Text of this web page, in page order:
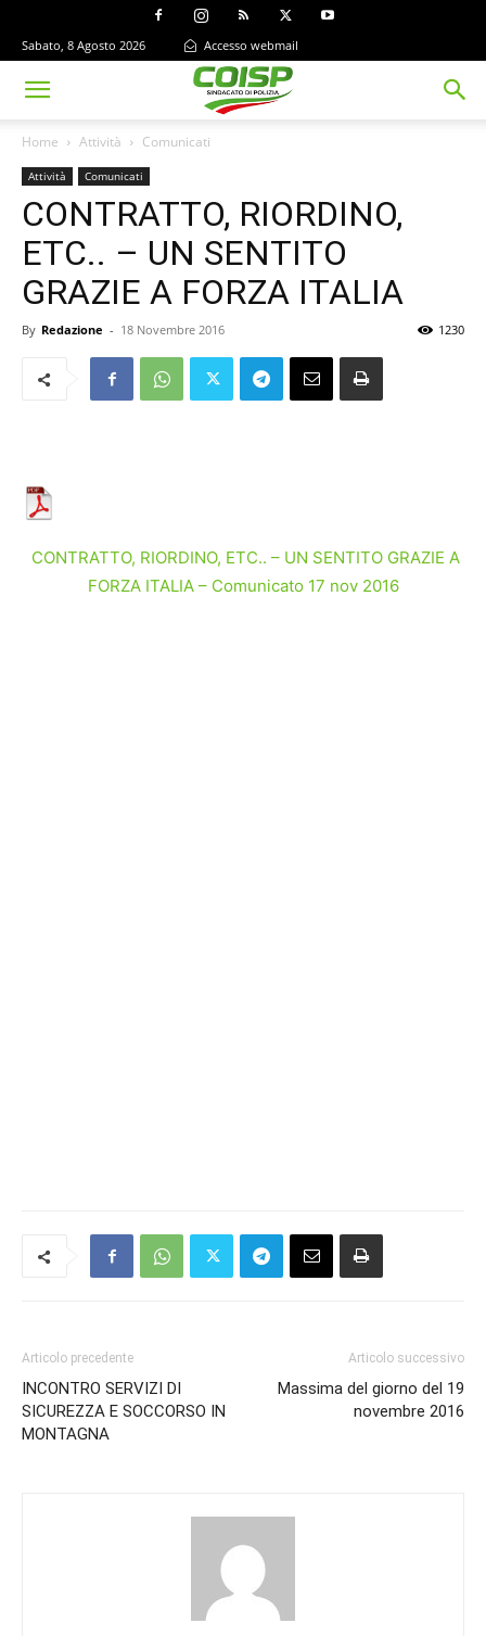
Sabato, 8 Agosto 2026 Accesso webmail
Home Attività Comunicati
Attività Comunicati
CONTRATTO, RIORDINO,
ETC.. – UN SENTITO
GRAZIE A FORZA ITALIA
By Redazione - 18 Novembre 2016 1230
CONTRATTO, RIORDINO, ETC.. – UN SENTITO GRAZIE A
FORZA ITALIA – Comunicato 17 nov 2016
Articolo precedente
INCONTRO SERVIZI DI
SICUREZZA E SOCCORSO IN
MONTAGNA
Articolo successivo
Massima del giorno del 19
novembre 2016